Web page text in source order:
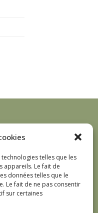
telles que les
appareils. Le fait de
données telles que le
Le fait de ne pas consentir
sur certaines